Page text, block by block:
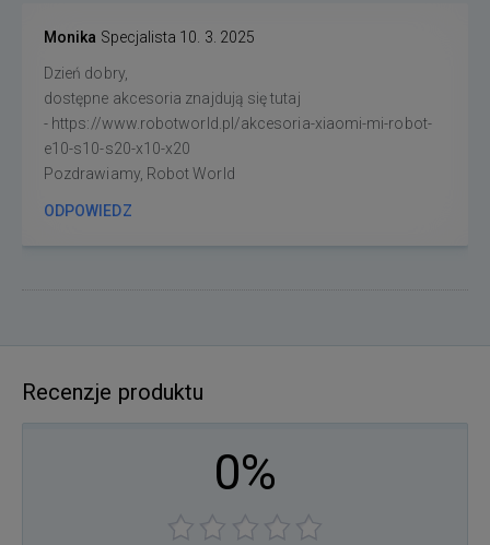
Monika Specjalista 10. 3. 2025
Dzień dobry,
dostępne akcesoria znajdują się tutaj
- https://www.robotworld.pl/akcesoria-xiaomi-mi-robot-
e10-s10-s20-x10-x20
Pozdrawiamy, Robot World
ODPOWIEDZ
Recenzje produktu
0%